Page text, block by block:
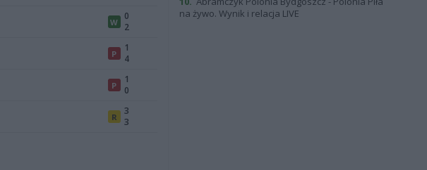
W
0
2
P
1
4
P
1
0
R
3
3
na żywo. Wynik i relacja LIVE